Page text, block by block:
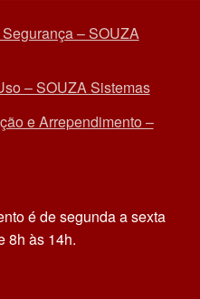
– SOUZA
– SOUZA Sistemas
e Arrependimento –
é de segunda a sexta
8h às 14h.